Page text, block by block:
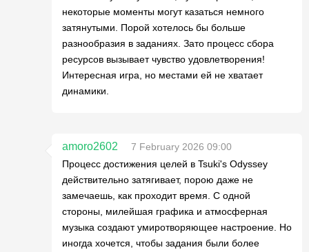
некоторые моменты могут казаться немного
затянутыми. Порой хотелось бы больше
разнообразия в заданиях. Зато процесс сбора
ресурсов вызывает чувство удовлетворения!
Интересная игра, но местами ей не хватает
динамики.
amoro2602
7 February 2026 09:00
Процесс достижения целей в Tsuki's Odyssey
действительно затягивает, порою даже не
замечаешь, как проходит время. С одной
стороны, милейшая графика и атмосферная
музыка создают умиротворяющее настроение. Но
иногда хочется, чтобы задания были более